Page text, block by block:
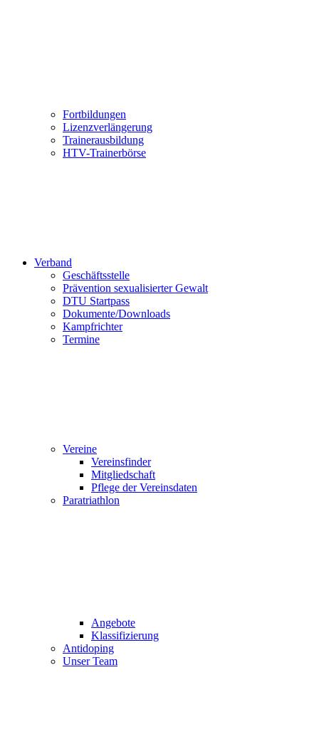
Fortbildungen
Lizenzverlängerung
Trainerausbildung
HTV-Trainerbörse
Verband
Geschäftsstelle
Prävention sexualisierter Gewalt
DTU Startpass
Dokumente/Downloads
Kampfrichter
Termine
Vereine
Vereinsfinder
Mitgliedschaft
Pflege der Vereinsdaten
Paratriathlon
Angebote
Klassifizierung
Antidoping
Unser Team